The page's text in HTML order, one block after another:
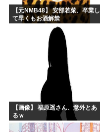
【元NMB48】 安部若菜、卒業し
て早くもお酒解禁
【画像】 福原遥さん、意外とあ
るｗ